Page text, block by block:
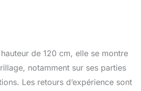
de 120 cm, elle se montre
notamment sur ses parties
Les retours d’expérience sont